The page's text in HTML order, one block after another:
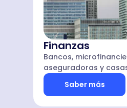
Finanzas
Bancos,
aseguradoras y
Saber más